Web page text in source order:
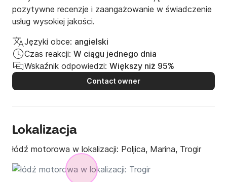
pozytywne recenzje i zaangażowanie w świadczenie
usług wysokiej jakości.
Języki obce: angielski
Czas reakcji: W ciągu jednego dnia
Wskaźnik odpowiedzi: Większy niż 95%
Contact owner
Lokalizacja
łódź motorowa w lokalizacji: Poljica, Marina, Trogir